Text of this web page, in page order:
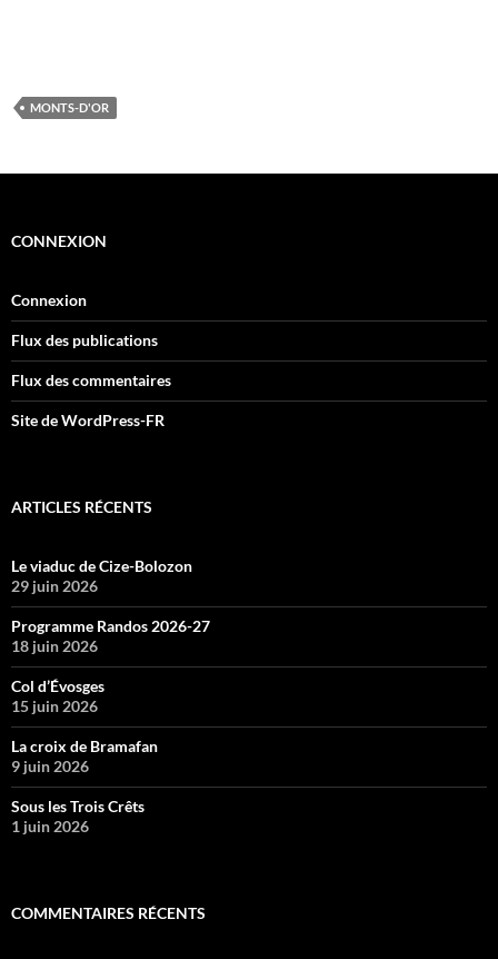
MONTS-D'OR
CONNEXION
Connexion
Flux des publications
Flux des commentaires
Site de WordPress-FR
ARTICLES RÉCENTS
Le viaduc de Cize-Bolozon
29 juin 2026
Programme Randos 2026-27
18 juin 2026
Col d’Évosges
15 juin 2026
La croix de Bramafan
9 juin 2026
Sous les Trois Crêts
1 juin 2026
COMMENTAIRES RÉCENTS